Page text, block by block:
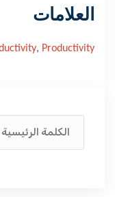
العلامات
Productivity
,